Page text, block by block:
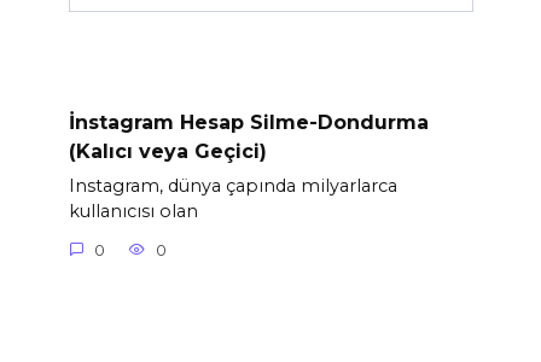
İnstagram Hesap Silme-Dondurma
(Kalıcı veya Geçici)
Instagram, dünya çapında milyarlarca
kullanıcısı olan
0 0